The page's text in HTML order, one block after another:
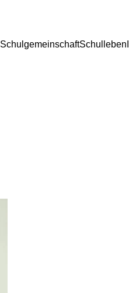
SchulgemeinschaftSchulleben